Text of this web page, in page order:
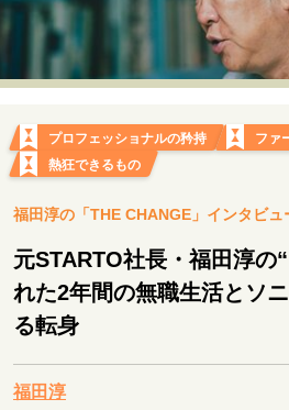
SPECIAL 注目の記事テーマで探す
運命を変えた出会い 決断の裏側
未知への挑戦
キャリア・働き方
セカンドキャリアの描き方
大人の学び直し
夢を掴む選択
プロフェッショナルの矜持
ファ
熱狂できるもの
福田淳の「THE CHANGE」インタビュ
元STARTO社長・福田淳の
れた2年間の無職生活とソ
る転身
福田淳